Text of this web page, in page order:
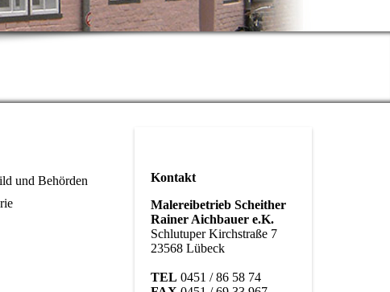
und Behörden
Kontakt
Malereibetrieb Scheither
Rainer Aichbauer e.K.
Schlutuper Kirchstraße 7
23568 Lübeck
TEL 0451 / 86 58 74